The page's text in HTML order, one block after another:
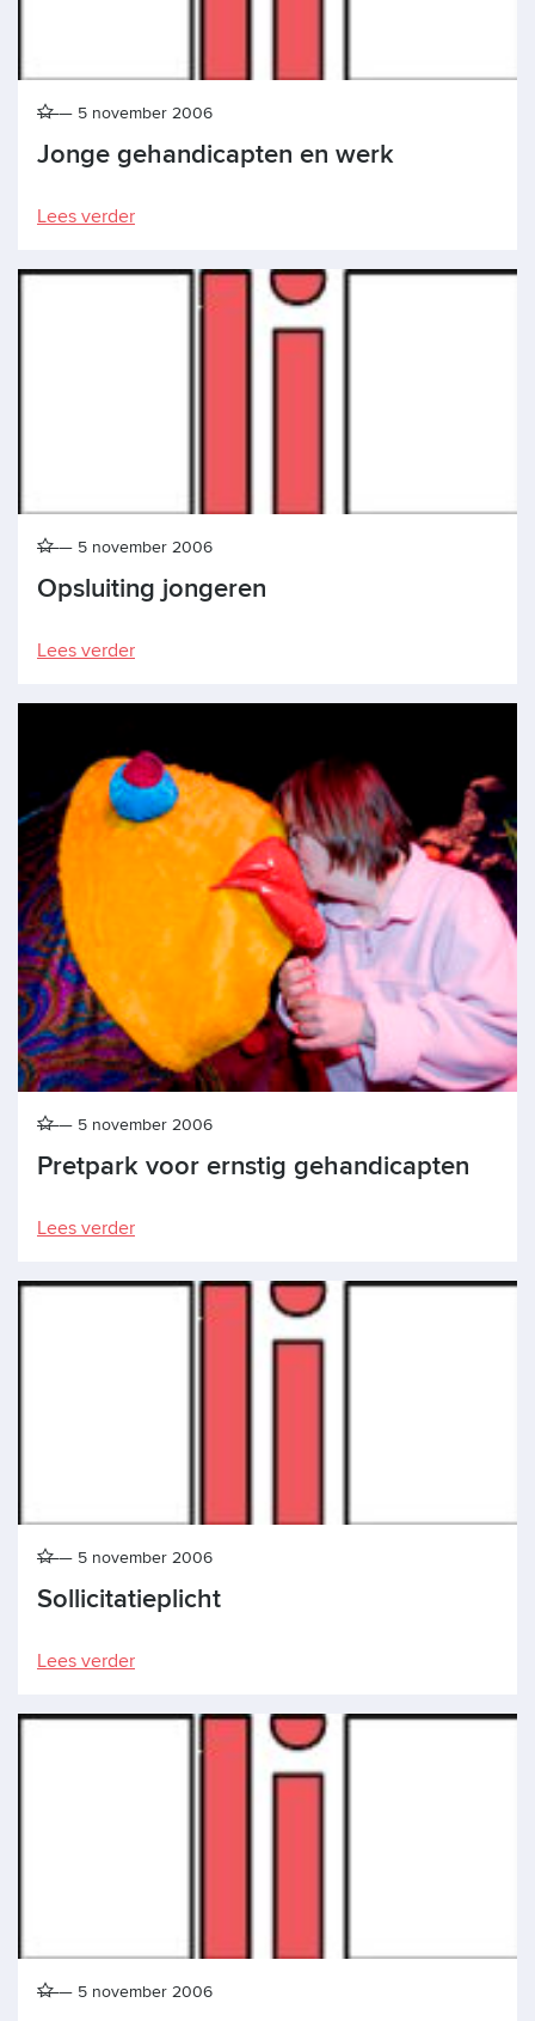
Jonge gehandicapten en werk
5 november 2006
Lees verder
Opsluiting jongeren
5 november 2006
Lees verder
Pretpark voor ernstig gehandicapten
5 november 2006
Lees verder
Sollicitatieplicht
5 november 2006
Lees verder
5 november 2006